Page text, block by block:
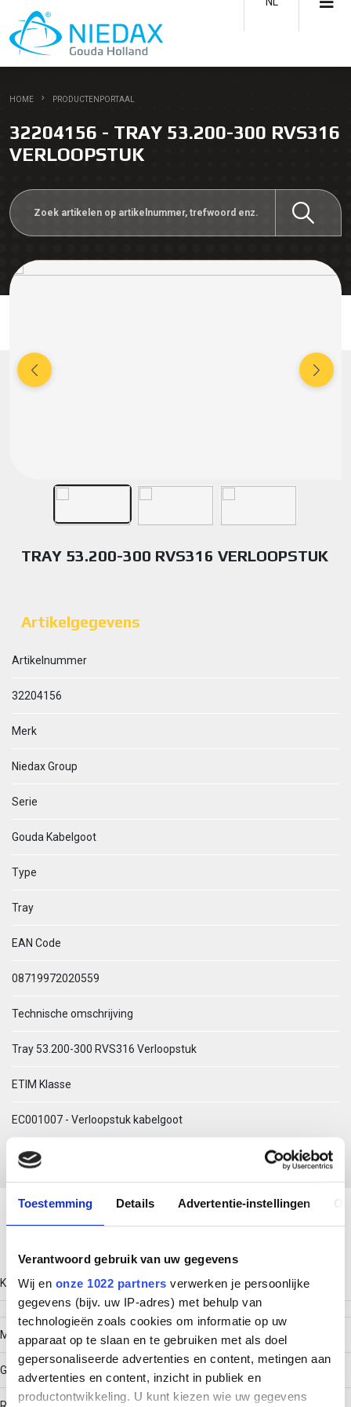
Toestemming Details Advertentie-instellingen
Verantwoord gebruik van uw gegevens
Wij en onze 1022 partners verwerken je persoonlijke
gegevens (bijv. uw IP-adres) met behulp van
technologieën zoals cookies om informatie op uw
apparaat op te slaan en te gebruiken met als doel
gepersonaliseerde advertenties en content, metingen aan
advertenties en content, inzicht in publiek en
productontwikkeling. U kunt kiezen wie uw gegevens
HOME PRODUCTENPORTAAL
32204156 - TRAY 53.200-300 RVS316
VERLOOPSTUK
TRAY 53.200-300 RVS316 VERLOOPSTUK
Artikelgegevens
Artikelnummer
32204156
Merk
Niedax Group
Serie
Gouda Kabelgoot
Type
Tray
EAN Code
08719972020559
Technische omschrijving
Tray 53.200-300 RVS316 Verloopstuk
ETIM Klasse
EC001007 - Verloopstuk kabelgoot
Kleur
Model
Geïntegreerde verbinder